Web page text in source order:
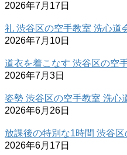
2026年7月17日
礼 渋谷区の空手教室 洗心道
2026年7月10日
道衣を着こなす 渋谷区の空
2026年7月3日
姿勢 渋谷区の空手教室 洗心
2026年6月26日
放課後の特別な1時間 渋谷
2026年6月17日